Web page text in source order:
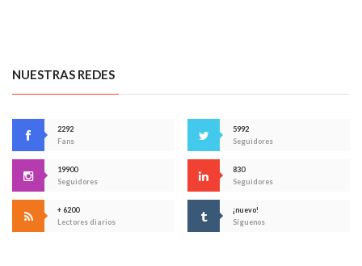
NUESTRAS REDES
2292
Fans
5992
Seguidores
19900
Seguidores
830
Seguidores
+ 6200
Lectores diarios
¡nuevo!
Síguenos